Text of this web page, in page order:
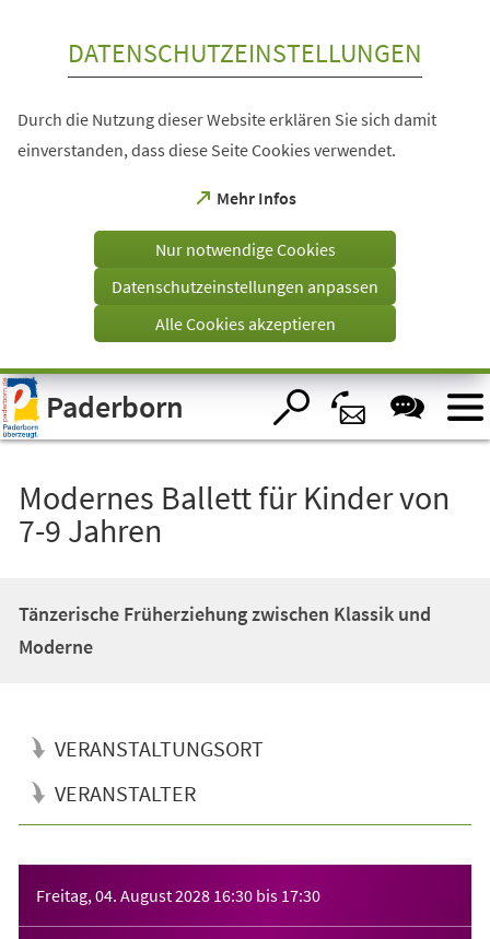
Visuelle
Assistenzsoftware
öffnen.
DATENSCHUTZEINSTELLUNGEN
Durch die Nutzung dieser Website erklären Sie sich damit
einverstanden, dass diese Seite Cookies verwendet.
Mehr Infos
(Öffnet
einem
Tab)
Nur notwendige Cookies
Datenschutzeinstellungen anpassen
Alle Cookies akzeptieren
Paderborn
Modernes Ballett für Kinder von
7-9 Jahren
Tänzerische Früherziehung zwischen Klassik und
Moderne
VERANSTALTUNGSORT
VERANSTALTER
Freitag, 04. August 2028 16:30 bis 17:30